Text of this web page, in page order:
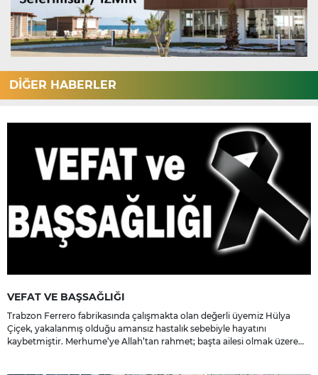
DİĞER HABERLER
VEFAT VE BAŞSAĞLIĞI
Trabzon Ferrero fabrikasında çalışmakta olan değerli üyemiz Hülya
Çiçek, yakalanmış olduğu amansız hastalık sebebiyle hayatını
kaybetmiştir. Merhume’ye Allah’tan rahmet; başta ailesi olmak üzere